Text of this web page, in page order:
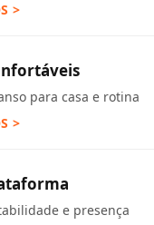
>
para casa e rotina
>
e presença